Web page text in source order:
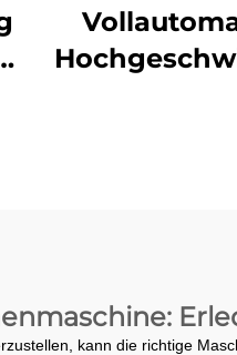
kann die richtige